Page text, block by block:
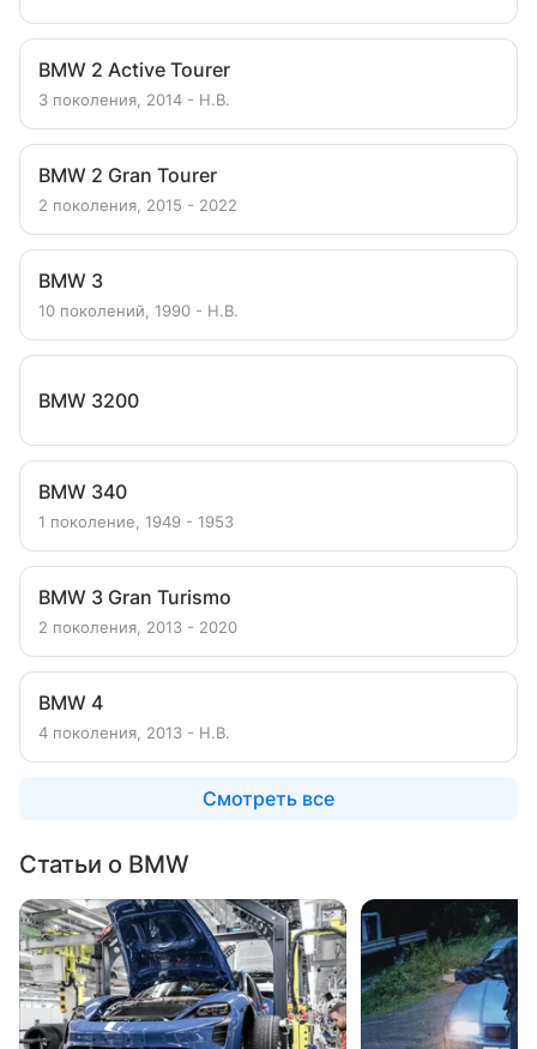
BMW 2 Active Tourer
3 поколения, 2014 - Н.В.
BMW 2 Gran Tourer
2 поколения, 2015 - 2022
BMW 3
10 поколений, 1990 - Н.В.
BMW 3200
BMW 340
1 поколение, 1949 - 1953
BMW 3 Gran Turismo
2 поколения, 2013 - 2020
BMW 4
4 поколения, 2013 - Н.В.
Смотреть все
Статьи о BMW